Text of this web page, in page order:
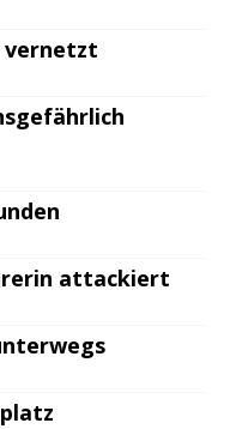
vernetzt
attackiert